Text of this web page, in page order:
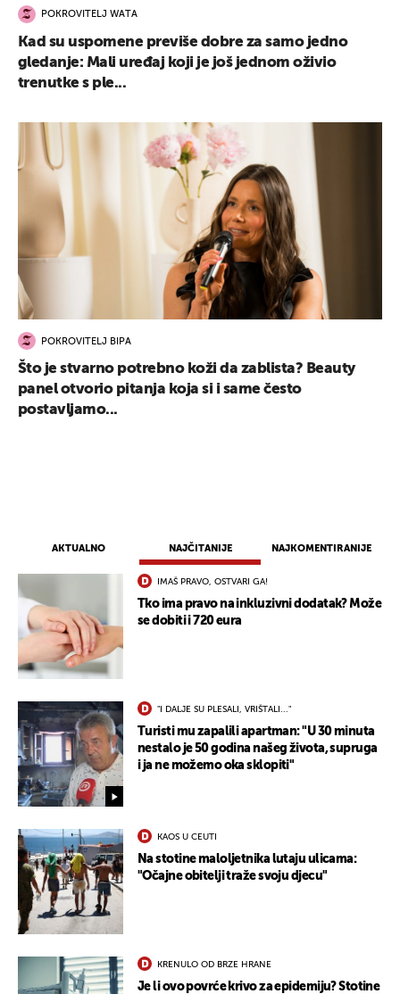
AKTUALNO NAJČITANIJE NAJKOMENTIRANIJE
IMAŠ PRAVO, OSTVARI GA!
Tko ima pravo na inkluzivni dodatak? Može
se dobiti i 720 eura
"I DALJE SU PLESALI, VRIŠTALI..."
Turisti mu zapalili apartman: "U 30 minuta
nestalo je 50 godina našeg života, supruga
i ja ne možemo oka sklopiti"
KAOS U CEUTI
Na stotine maloljetnika lutaju ulicama:
"Očajne obitelji traže svoju djecu"
KRENULO OD BRZE HRANE
Je li ovo povrće krivo za epidemiju? Stotine
POKROVITELJ WATA
Kad su uspomene previše dobre za samo jedno
gledanje: Mali uređaj koji je još jednom oživio
trenutke s ple...
POKROVITELJ BIPA
Što je stvarno potrebno koži da zablista? Beauty
panel otvorio pitanja koja si i same često
postavljamo...